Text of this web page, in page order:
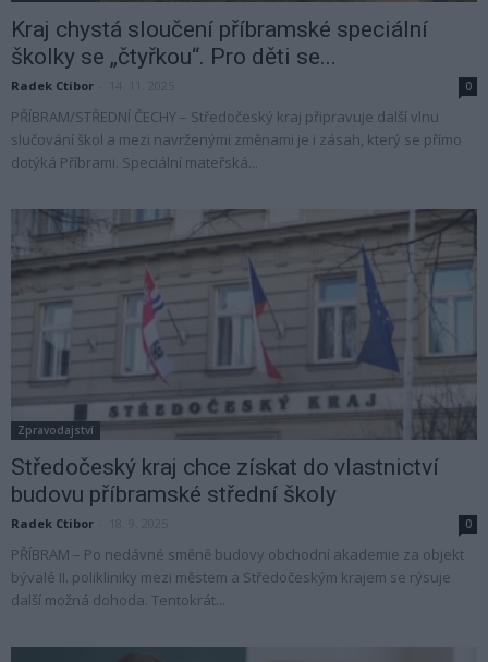
Kraj chystá sloučení příbramské speciální
školky se „čtyřkou“. Pro děti se...
Radek Ctibor 0
PŘÍBRAM/STŘEDNÍ ČECHY – Středočeský kraj připravuje další vlnu
slučování škol a mezi navrženými změnami je i zásah, který se přímo
dotýká Příbrami. Speciální mateřská...
Zpravodajství
Středočeský kraj chce získat do vlastnictví
budovu příbramské střední školy
Radek Ctibor 0
PŘÍBRAM – Po nedávné směně budovy obchodní akademie za objekt
bývalé II. polikliniky mezi městem a Středočeským krajem se rýsuje
další možná dohoda. Tentokrát...